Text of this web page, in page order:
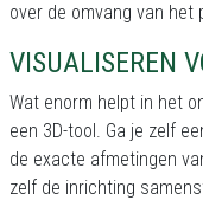
over de omvang van het
VISUALISEREN
Wat enorm helpt in het
een 3D-tool. Ga je zelf
de exacte afmetingen
zelf de inrichting